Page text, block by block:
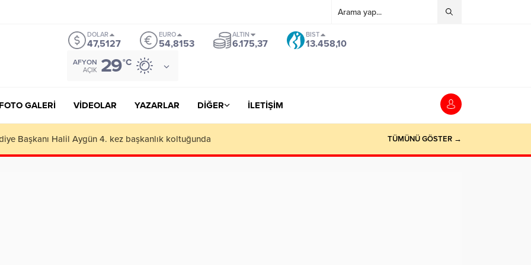
Grandpashabetgrandpashabet grandpashabet
DOLAR
47,5127
EURO
54,8153
ALTIN
6.175,37
BIST
13.458,10
AFYON
AÇIK 29°C
FOTO GALERİ VİDEOLAR YAZARLAR DİĞER İLETİŞİM
iş adamlarını geçip rekortmen oldu TÜMÜNÜ GÖSTER →